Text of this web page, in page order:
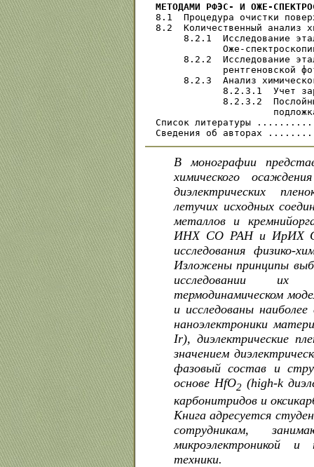
МЕТОДАМИ РФЭС- И ОЖЕ-
8.1  Процедура очистки
8.2  Количественный
8.2.1  Исследование
Оже-
8.2.2  Исследование
рентгеновской
8.2.3  Анализ
8.2.3.1  Учет
8.2.3.2
Список литературы
В монографии
химического
диэлектрических
летучих исходных
металлов и
ИНХ СО РАН и ИрИХ
исследования физико-
Изложены принципы
исследовании их
термодинамическом
и исследованы
наноэлектроники
Ir), диэлектрические
значением
фазовый состав и
основе НfO2 (high-k
карбонитридов и
Книга адресуется
сотрудникам,
микроэлектроникой и
техники.